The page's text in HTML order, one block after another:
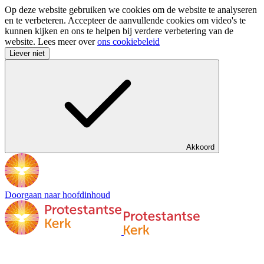
Op deze website gebruiken we cookies om de website te analyseren
en te verbeteren. Accepteer de aanvullende cookies om video's te
kunnen kijken en ons te helpen bij verdere verbetering van de
website. Lees meer overons cookiebeleid
Liever niet
Akkoord
Doorgaan naar hoofdinhoud